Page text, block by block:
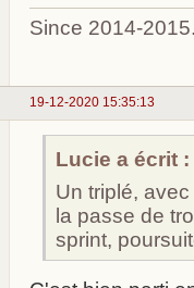
Since 2014-
19-12-2020 15:35:13
Lucie a écrit :
Un triplé,
la passe de
sprint,